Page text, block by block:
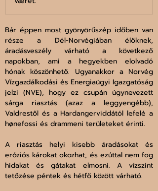
Bár éppen most gyönyörűszép időben van
része a Dél-Norvégiában élőknek,
áradásveszély várható a következő
napokban, ami a hegyekben elolvadó
hónak köszönhető. Ugyanakkor a Norvég
Vízgazdálkodási és Energiaügyi Igazgatóság
jelzi (NVE), hogy ez csupán úgynevezett
sárga riasztás (azaz a leggyengébb),
Valdrestől és a Hardangerviddától lefelé a
hønefossi és drammeni területeket érinti.
A riasztás helyi kisebb áradásokat és
eróziós károkat okozhat, és ezúttal nem fog
hidakat és gátakat elmosni. A vízszint
tetőzése péntek és hétfő között várható.